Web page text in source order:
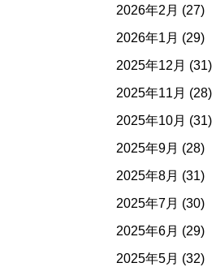
2026年2月 (27)
2026年1月 (29)
2025年12月 (31)
2025年11月 (28)
2025年10月 (31)
2025年9月 (28)
2025年8月 (31)
2025年7月 (30)
2025年6月 (29)
2025年5月 (32)